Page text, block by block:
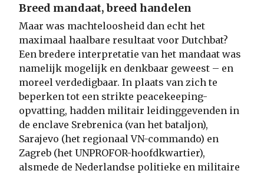
Breed mandaat, breed handelen
Maar was machteloosheid dan echt het
maximaal haalbare resultaat voor Dutchbat?
Een bredere interpretatie van het mandaat was
namelijk mogelijk en denkbaar geweest – en
moreel verdedigbaar. In plaats van zich te
beperken tot een strikte peacekeeping-
opvatting, hadden militair leidinggevenden in
de enclave Srebrenica (van het bataljon),
Sarajevo (het regionaal VN-commando) en
Zagreb (het UNPROFOR-hoofdkwartier),
alsmede de Nederlandse politieke en militaire